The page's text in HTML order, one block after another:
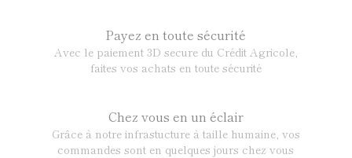
Payez en toute sécurité
Avec le paiement 3D secure du Crédit Agricole,
faites vos achats en toute sécurité
Chez vous en un éclair
Grâce à notre infrastucture à taille humaine, vos
commandes sont en quelques jours chez vous